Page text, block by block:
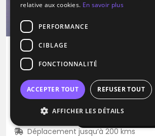
Afficher la carte
DJ
DJ Joss
Blues Musique Africaine RNB
Déplacement jusqu’à 200 kms
relative aux cookies. En savoir plus
PERFORMANCE
CIBLAGE
FONCTIONNALITÉ
ACCEPTER TOUT REFUSER TOUT
AFFICHER LES DÉTAILS